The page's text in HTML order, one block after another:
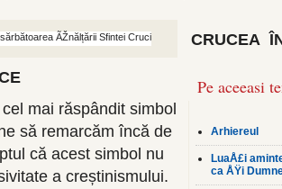
Pe aceeasi
Arhiereul
LuaÅ£i
ca ÅŸi
CRUCEA
mai răspândit simbol
să remarcăm încă de
că acest simbol nu
a creștinismului.